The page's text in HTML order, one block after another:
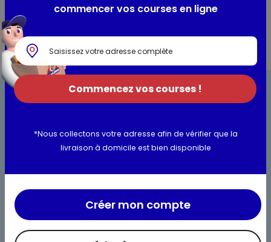
Maximo et vous
Maxicado
commencer vos courses en ligne
Commencez vos courses !
*Nous collectons votre adresse afin de vérifier que la
livraison à domicile est bien disponible
Créer mon compte